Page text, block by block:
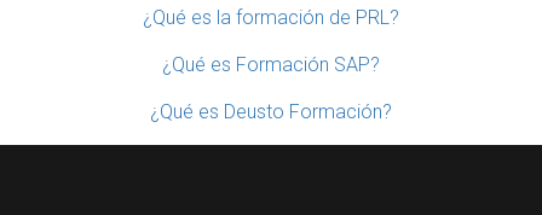
¿Qué es la formación de PRL?
¿Qué es Formación SAP?
¿Qué es Deusto Formación?